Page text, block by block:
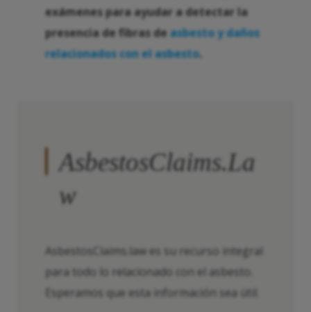
exámenes para ayudar a detectar la
presencia de fibras de asbesto y daños
relacionados con el asbesto.
AsbestosClaims.La
w
AsbestosClaims.law es su recurso integral
para todo lo relacionado con el asbesto.
Esperamos que esta información sea útil.